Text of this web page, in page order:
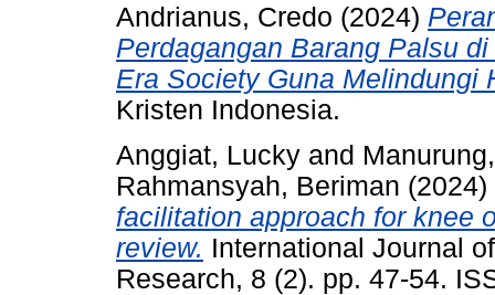
Andrianus, Credo (2024)
Perdagangan Barang Palsu
Era Society Guna Melindungi
Kristen Indonesia.
Anggiat, Lucky and
Rahmansyah, Beriman (2024)
facilitation approach for knee
review. International Journal
Research, 8 (2). pp. 47-54.